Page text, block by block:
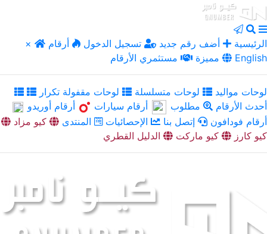
× الرئيسية أضف رقم جديد تسجيل الدخول
أرقام
مميزة
مستثمري الأرقام English
لوحات مواليد لوحات متسلسلة
لوحات مقفولة تكرار
أحدث الأرقام
مطلوب أرقام سيارات
أرقام أوريدو
أرقام فودافون
إتصل بنا الإحصائيات المنتدى
كيو مزاد
كيو كارز
كيو ماركت الدليل القطري